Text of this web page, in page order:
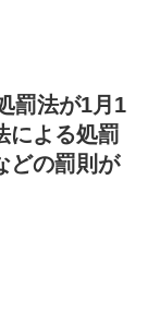
罰法が1月1
による処罰
どの罰則が